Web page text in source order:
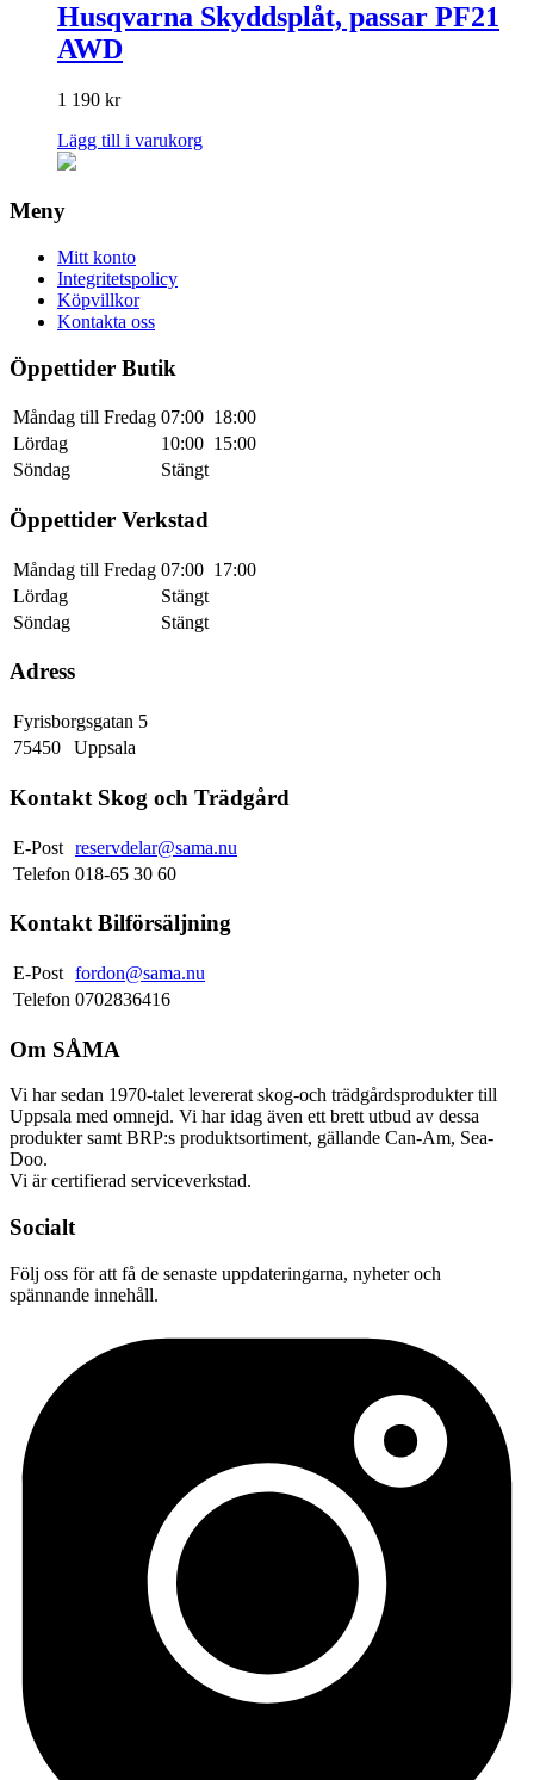
Husqvarna Skyddsplåt, passar PF21
AWD
1 190 kr
Lägg till i varukorg
Meny
Mitt konto
Integritetspolicy
Köpvillkor
Kontakta oss
Öppettider Butik
Måndag till Fredag 07:00 18:00
Lördag
10:00 15:00
Söndag
Stängt
Öppettider Verkstad
Måndag till Fredag 07:00 17:00
Lördag
Stängt
Söndag
Stängt
Adress
Fyrisborgsgatan 5
75450
Uppsala
Kontakt Skog och Trädgård
E-Post reservdelar@sama.nu
Telefon 018-65 30 60
Kontakt Bilförsäljning
E-Post fordon@sama.nu
Telefon 0702836416
Om SÅMA
Vi har sedan 1970-talet levererat skog-och trädgårdsprodukter till
Uppsala med omnejd. Vi har idag även ett brett utbud av dessa
produkter samt BRP:s produktsortiment, gällande Can-Am, Sea-
Doo.
Vi är certifierad serviceverkstad.
Socialt
Följ oss för att få de senaste uppdateringarna, nyheter och
spännande innehåll.